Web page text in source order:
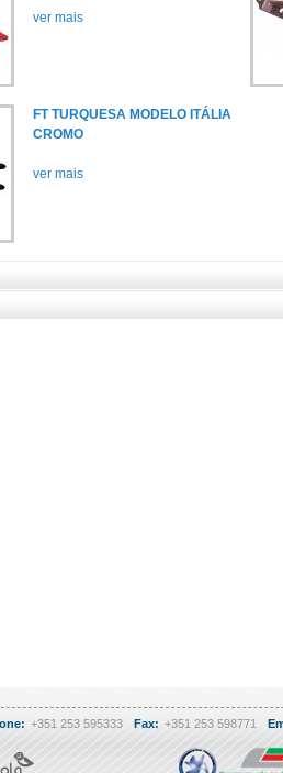
ver mais
FT TURQUESA MODELO ITÁLIA
CROMO
ver mais
+351 253 595333 Fax: +351 253 598771